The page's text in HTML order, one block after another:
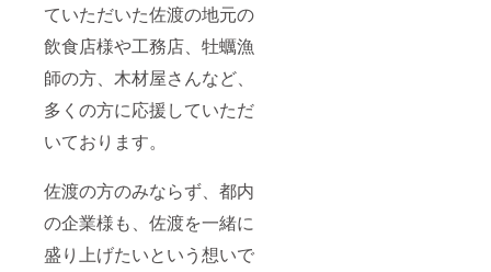
ていただいた佐渡の地元の
飲食店様や工務店、牡蠣漁
師の方、木材屋さんなど、
多くの方に応援していただ
いております。
佐渡の方のみならず、都内
の企業様も、佐渡を一緒に
盛り上げたいという想いで